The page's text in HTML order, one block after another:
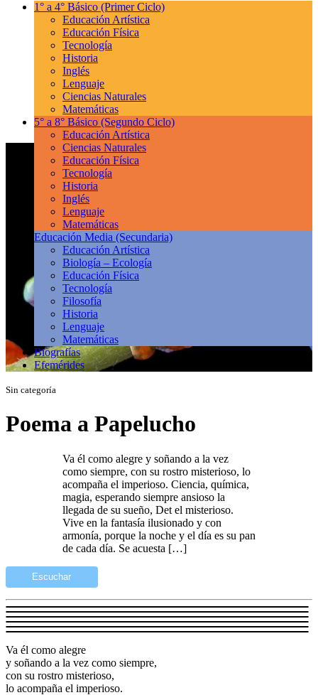
1° a 4° Básico (Primer Ciclo)
Educación Artística
Educación Física
Tecnología
Historia
Inglés
Lenguaje
Ciencias Naturales
Matemáticas
5° a 8° Básico (Segundo Ciclo)
Educación Artística
Ciencias Naturales
Educación Física
Tecnología
Historia
Inglés
Lenguaje
Matemáticas
Educación Media (Secundaria)
Educación Artística
Biología – Ecología
Educación Física
Tecnología
Filosofía
Historia
Lenguaje
Matemáticas
Biografías
Efemérides
Sin categoría
Poema a Papelucho
Va él como alegre y soñando a la vez
como siempre, con su rostro misterioso, lo
acompaña el imperioso. Ciencia, química,
magia, esperando siempre ansioso la
llegada de su sueño, Det el misterioso.
Vive en la fantasía ilusionado y con
armonía, porque la noche y el día es su pan
de cada día. Se acuesta […]
Escuchar
Va él como alegre
y soñando a la vez como siempre,
con su rostro misterioso,
lo acompaña el imperioso.